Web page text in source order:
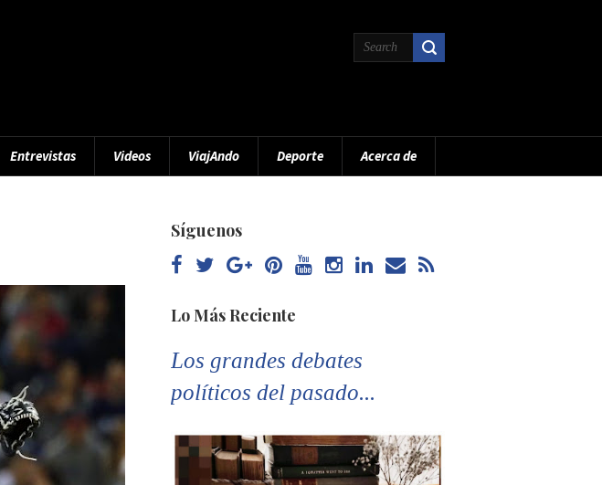
Entrevistas Videos ViajAndo Deporte Acerca de
Síguenos
Lo Más Reciente
Los grandes debates
políticos del pasado...